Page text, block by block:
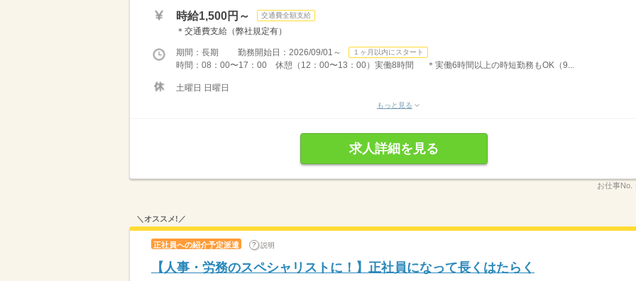
時給1,500円～ 交通費全額支給
＊交通費支給（弊社規定有）
期間：長期 勤務開始日：2026/09/01～ １ヶ月以内にスタート
時間：08：00〜17：00 休憩（12：00〜13：00）実働8時間 ＊実働6時間以上の時短勤務もOK（9...
土曜日 日曜日
もっと見る
求人詳細を見る
お仕事No.：
＼オススメ!／
正社員への紹介予定派遣 説明
【人事・労務のスペシャリストに！】正社員になって長くはたらく